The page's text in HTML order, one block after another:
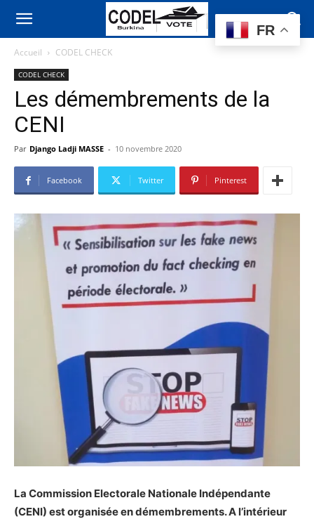
Accueil CODEL CHECK
CODEL CHECK
Les démembrements de la
CENI
Par Django Ladji MASSE - 10 novembre 2020
Facebook Twitter Pinterest
La Commission Electorale Nationale Indépendante
(CENI) est organisée en démembrements. A l’intérieur
FR